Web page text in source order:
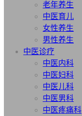
老年养生
中医育儿
女性养生
男性养生
中医诊疗
中医内科
中医妇科
中医儿科
中医男科
中医疼痛科